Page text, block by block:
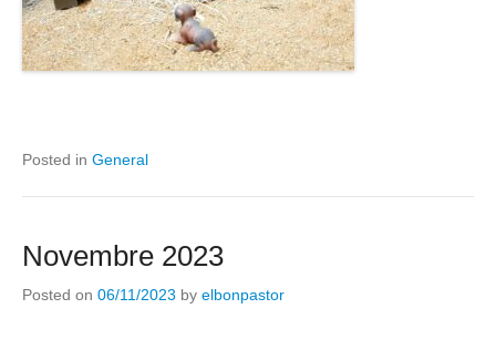
Posted in General
Novembre 2023
Posted on 06/11/2023 by elbonpastor